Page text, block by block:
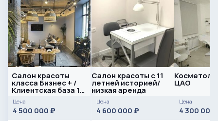
Салон красоты
класса Бизнес + /
Клиентская база 10
000 +
Цена
4 500 000 ₽
Салон красоты с 11
летней историей/
низкая аренда
Цена
4 600 000 ₽
ЦАО
Цена
4 300 000